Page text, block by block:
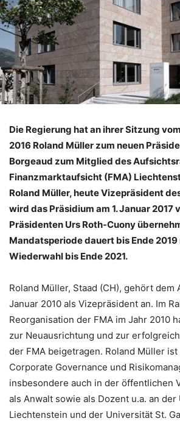
Die Regierung hat an ihrer Sitzung
2016 Roland Müller zum neuen
Borgeaud zum Mitglied des
Finanzmarktaufsicht (FMA)
Roland Müller, heute Vizepräsident
wird das Präsidium am 1. Januar 2017
Präsidenten Urs Roth-Cuony
Mandatsperiode dauert bis Ende
Wiederwahl bis Ende 2021.
Roland Müller, Staad (CH), gehört dem
Januar 2010 als Vizepräsident an. Im
Reorganisation der FMA im Jahr 2010
zur Neuausrichtung und zur
der FMA beigetragen. Roland Müller
Corporate Governance und
insbesondere auch in der öffentlichen
als Anwalt sowie als Dozent u.a. an
Liechtenstein und der Universität St.